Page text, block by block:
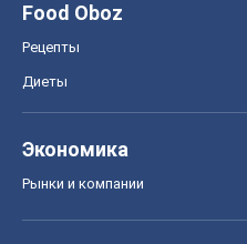
Food Oboz
Рецепты
Диеты
Экономика
Рынки и компании